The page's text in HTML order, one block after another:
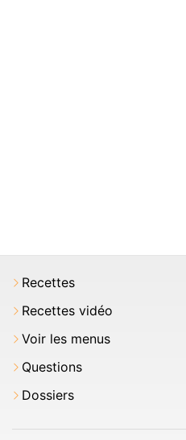
Recettes
Recettes vidéo
Voir les menus
Questions
Dossiers